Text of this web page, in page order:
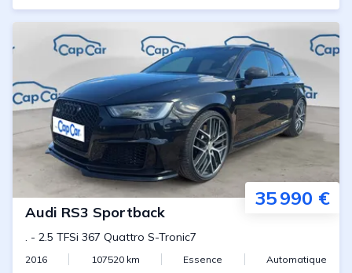
35 990 €
Audi RS3 Sportback
. - 2.5 TFSi 367 Quattro S-Tronic7
2016 107520km Essence Automatique